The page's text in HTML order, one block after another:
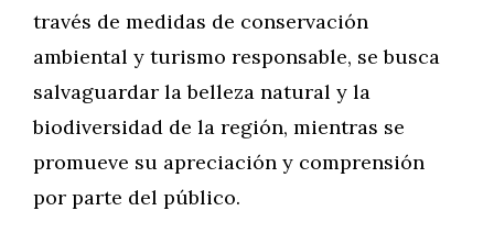
través de medidas de conservación
ambiental y turismo responsable, se busca
salvaguardar la belleza natural y la
biodiversidad de la región, mientras se
promueve su apreciación y comprensión
por parte del público.